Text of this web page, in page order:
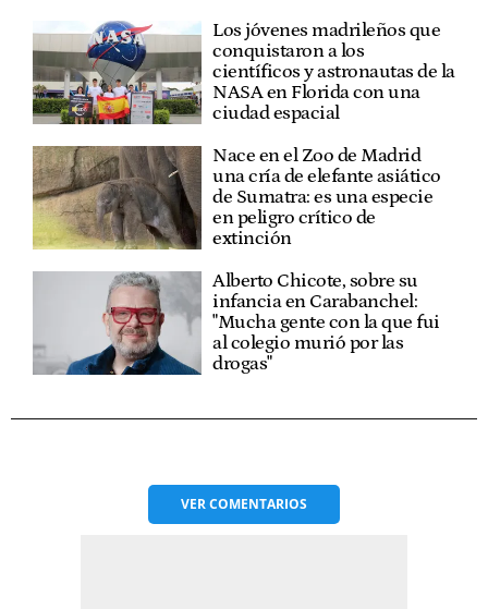
Los jóvenes madrileños que
conquistaron a los
científicos y astronautas de la
NASA en Florida con una
ciudad espacial
Nace en el Zoo de Madrid
una cría de elefante asiático
de Sumatra: es una especie
en peligro crítico de
extinción
Alberto Chicote, sobre su
infancia en Carabanchel:
"Mucha gente con la que fui
al colegio murió por las
drogas"
VERCOMENTARIOS